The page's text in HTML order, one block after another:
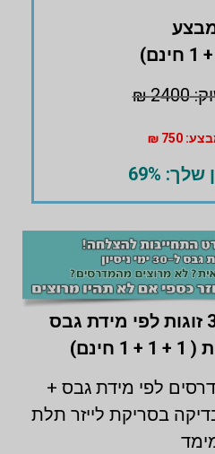
₪
750 ₪
69%
3 זוגות לפי מידת גבס
לפי מידת גבס +
בסריקת לייזר תלת